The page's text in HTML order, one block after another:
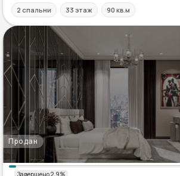
2 спальни 33 этаж 90 кв.м
Продан